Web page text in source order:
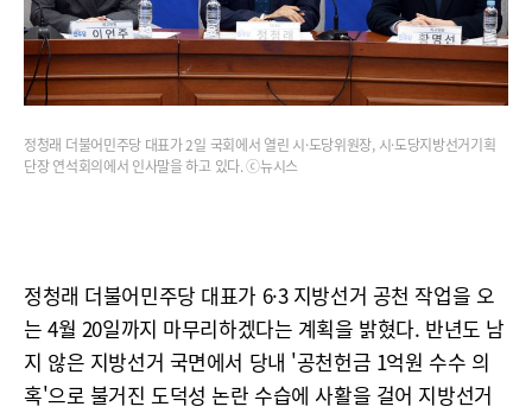
정청래 더불어민주당 대표가 2일 국회에서 열린 시·도당위원장, 시·도당지방선거기획
단장 연석회의에서 인사말을 하고 있다. ⓒ뉴시스
정청래 더불어민주당 대표가 6·3 지방선거 공천 작업을 오
는 4월 20일까지 마무리하겠다는 계획을 밝혔다. 반년도 남
지 않은 지방선거 국면에서 당내 '공천헌금 1억원 수수 의
혹'으로 불거진 도덕성 논란 수습에 사활을 걸어 지방선거